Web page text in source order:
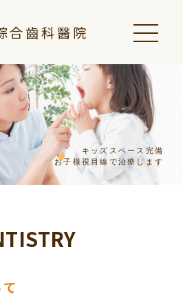
合齒科醫院
キッズスペース完備
お子様視目線で治療します